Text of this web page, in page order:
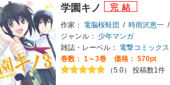
学園キノ
作家： 電脳桜蛙団 / 時雨沢恵一 /
ジャンル：
少年マンガ
雑誌・レーベル：
電撃コミックス
巻数： 1～3巻
価格： 570pt
（5.0） 投稿数1件